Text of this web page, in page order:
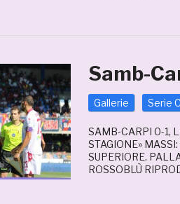
Samb-
Gallerie Serie C
SAMB-CARPI 0-1,
STAGIONE»
SUPERIORE.
ROSSOBLÙ